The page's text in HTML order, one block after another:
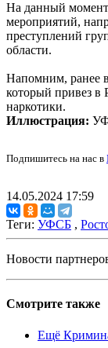
На данный момент
мероприятий,
преступлений
области.
Напомним, ранее
который привез в
наркотики.
Иллюстрация:
Подпишитесь на нас в
14.05.2024 17:59
Теги: УФСБ ,
Новости
Смотрите также
Ещё